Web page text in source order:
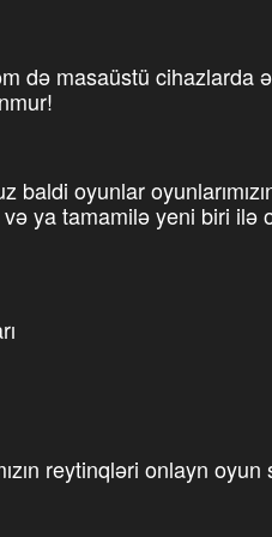
də masaüstü cihazlarda
oyunlar
ya tamamilə yeni biri ilə
reytinqləri onlayn